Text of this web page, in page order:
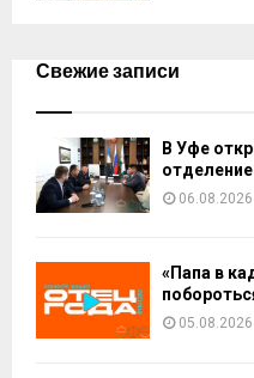
Свежие записи
В Уфе
06.08.2026
«Папа в
05.08.2026